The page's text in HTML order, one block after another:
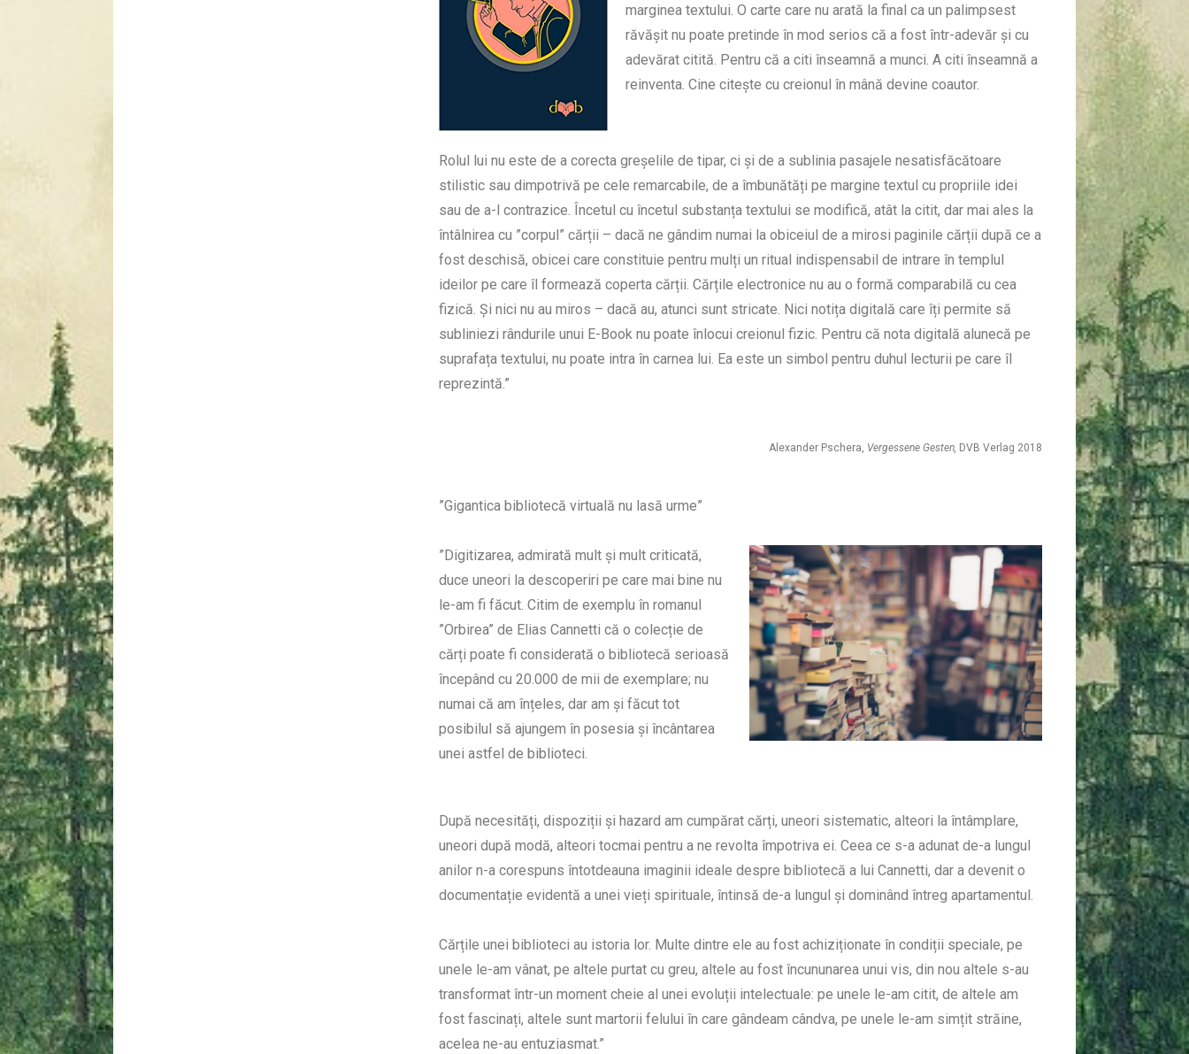
marginea textului. O carte care nu arată la final ca un palimpsest
răvășit nu poate pretinde în mod serios că a fost într-adevăr și cu
adevărat citită. Pentru că a citi înseamnă a munci. A citi înseamnă a
reinventa. Cine citește cu creionul în mână devine coautor.
Rolul lui nu este de a corecta greșelile de tipar, ci și de a sublinia pasajele nesatisfăcătoare
stilistic sau dimpotrivă pe cele remarcabile, de a îmbunătăți pe margine textul cu propriile idei
sau de a-l contrazice. Încetul cu încetul substanța textului se modifică, atât la citit, dar mai ales la
întâlnirea cu ”corpul” cărții – dacă ne gândim numai la obiceiul de a mirosi paginile cărții după ce a
fost deschisă, obicei care constituie pentru mulți un ritual indispensabil de intrare în templul
ideilor pe care îl formează coperta cărții. Cărțile electronice nu au o formă comparabilă cu cea
fizică. Și nici nu au miros – dacă au, atunci sunt stricate. Nici notița digitală care îți permite să
subliniezi rândurile unui E-Book nu poate înlocui creionul fizic. Pentru că nota digitală alunecă pe
suprafața textului, nu poate intra în carnea lui. Ea este un simbol pentru duhul lecturii pe care îl
reprezintă.”
Alexander Pschera, Vergessene Gesten, DVB Verlag 2018
”Gigantica bibliotecă virtuală nu lasă urme”
”Digitizarea, admirată mult și mult criticată,
duce uneori la descoperiri pe care mai bine nu
le-am fi făcut. Citim de exemplu în romanul
”Orbirea” de Elias Cannetti că o colecție de
cărți poate fi considerată o bibliotecă serioasă
începând cu 20.000 de mii de exemplare; nu
numai că am înțeles, dar am și făcut tot
posibilul să ajungem în posesia și încântarea
unei astfel de biblioteci.
După necesități, dispoziții și hazard am cumpărat cărți, uneori sistematic, alteori la întâmplare,
uneori după modă, alteori tocmai pentru a ne revolta împotriva ei. Ceea ce s-a adunat de-a lungul
anilor n-a corespuns întotdeauna imaginii ideale despre bibliotecă a lui Cannetti, dar a devenit o
documentație evidentă a unei vieți spirituale, întinsă de-a lungul și dominând întreg apartamentul.
Cărțile unei biblioteci au istoria lor. Multe dintre ele au fost achiziționate în condiții speciale, pe
unele le-am vânat, pe altele purtat cu greu, altele au fost încununarea unui vis, din nou altele s-au
transformat într-un moment cheie al unei evoluții intelectuale: pe unele le-am citit, de altele am
fost fascinați, altele sunt martorii felului în care gândeam cândva, pe unele le-am simțit străine,
acelea ne-au entuziasmat.”